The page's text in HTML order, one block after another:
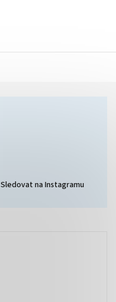
Sledovat na Instagramu